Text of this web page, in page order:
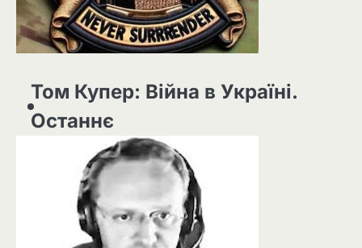
Том Купер: Війна в Україні.
Останнє